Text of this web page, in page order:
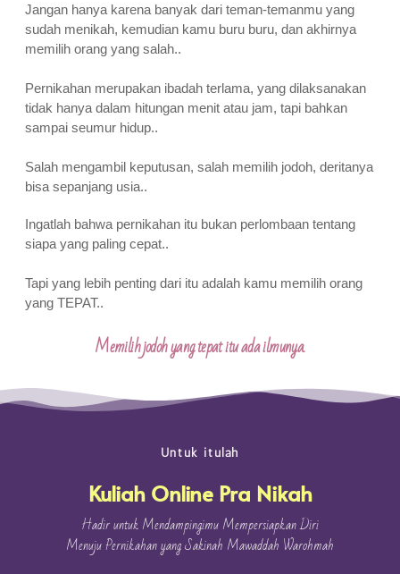
Jangan hanya karena banyak dari teman-temanmu yang
sudah menikah, kemudian kamu buru buru, dan akhirnya
memilih orang yang salah..
Pernikahan merupakan ibadah terlama, yang dilaksanakan
tidak hanya dalam hitungan menit atau jam, tapi bahkan
sampai seumur hidup..
Salah mengambil keputusan, salah memilih jodoh, deritanya
bisa sepanjang usia..
Ingatlah bahwa pernikahan itu bukan perlombaan tentang
siapa yang paling cepat..
Tapi yang lebih penting dari itu adalah kamu memilih orang
yang TEPAT..
Memilih jodoh yang tepat itu ada ilmunya.
Untuk itulah
Kuliah Online Pra Nikah
Hadir untuk Mendampingimu Mempersiapkan Diri
Menuju Pernikahan yang Sakinah Mawaddah Warohmah